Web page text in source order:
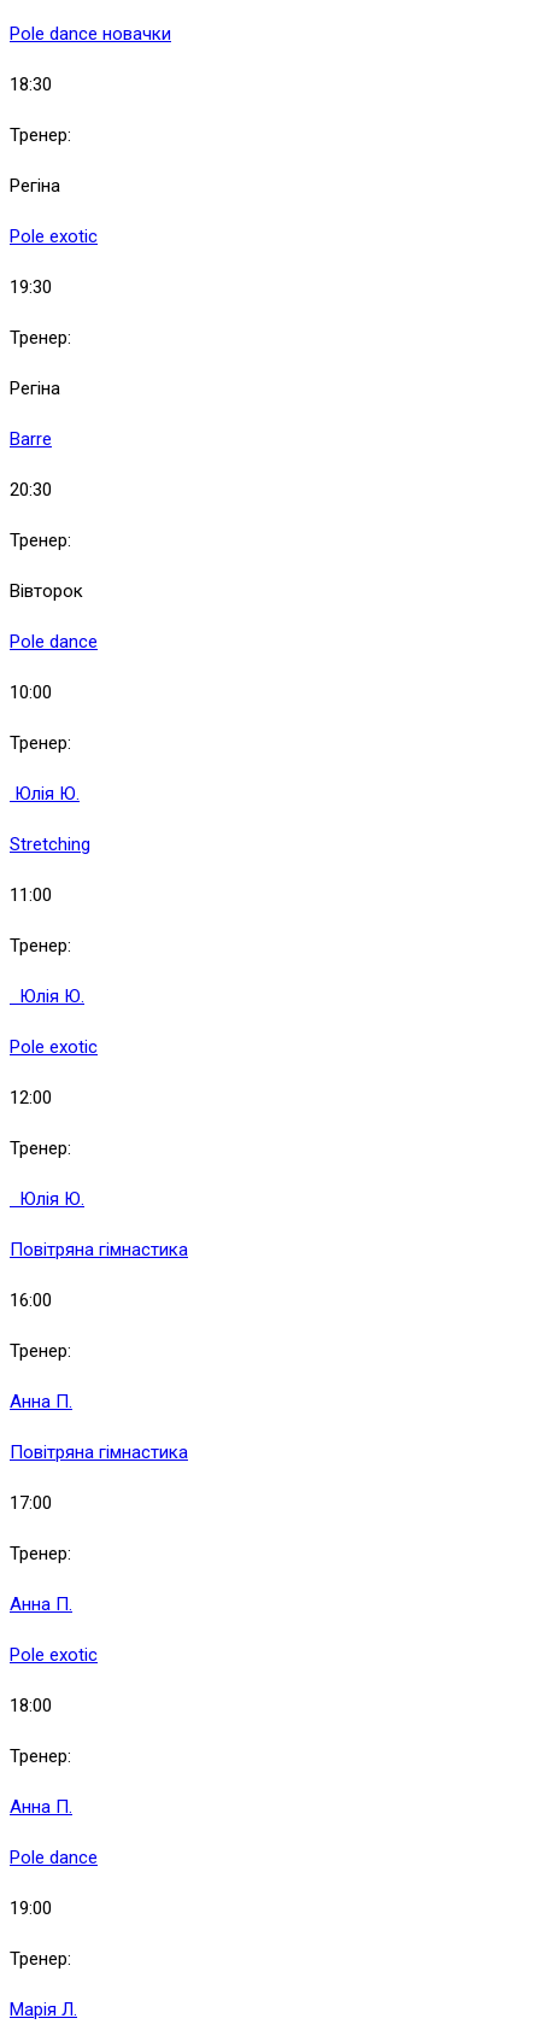
Pole dance новачки
18:30
Тренер:
Регіна
Pole exotic
19:30
Тренер:
Регіна
Barre
20:30
Тренер:
Вівторок
Pole dance
10:00
Тренер:
Юлія Ю.
Stretching
11:00
Тренер:
Юлія Ю.
Pole exotic
12:00
Тренер:
Юлія Ю.
Повітряна гімнастика
16:00
Тренер:
Анна П.
Повітряна гімнастика
17:00
Тренер:
Анна П.
Pole exotic
18:00
Тренер:
Анна П.
Pole dance
19:00
Тренер:
Марія Л.